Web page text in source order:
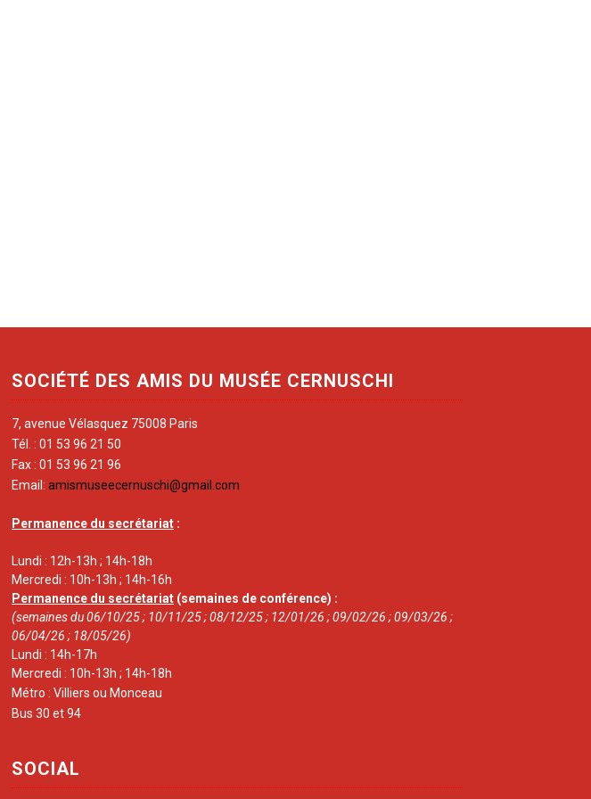
SOCIÉTÉ DES AMIS DU MUSÉE CERNUSCHI
7, avenue Vélasquez 75008 Paris
Tél. : 01 53 96 21 50
Fax : 01 53 96 21 96
Email: amismuseecernuschi@gmail.com
Permanence du secrétariat :
Lundi : 12h-13h ; 14h-18h
Mercredi : 10h-13h ; 14h-16h
Permanence du secrétariat (semaines de conférence) :
(semaines du 06/10/25 ; 10/11/25 ; 08/12/25 ; 12/01/26 ; 09/02/26 ; 09/03/26 ;
06/04/26 ; 18/05/26)
Lundi : 14h-17h
Mercredi : 10h-13h ; 14h-18h
Métro : Villiers ou Monceau
Bus 30 et 94
SOCIAL